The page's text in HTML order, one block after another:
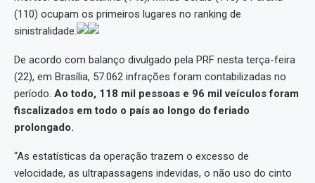
(110) ocupam os primeiros lugares no ranking de
sinistralidade.
De acordo com balanço divulgado pela PRF nesta terça-feira
(22), em Brasília, 57.062 infrações foram contabilizadas no
período. Ao todo, 118 mil pessoas e 96 mil veículos foram
fiscalizados em todo o país ao longo do feriado
prolongado.
“As estatísticas da operação trazem o excesso de
velocidade, as ultrapassagens indevidas, o não uso do cinto